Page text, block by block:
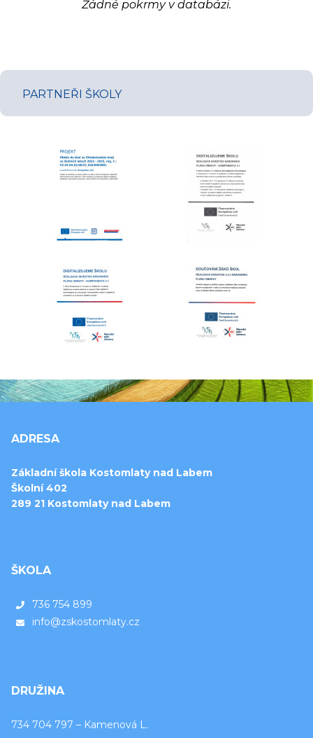
Žádné pokrmy v databázi.
PARTNEŘI ŠKOLY
ADRESA
Základní škola Kostomlaty nad Labem
Školní 402
289 21 Kostomlaty nad Labem
ŠKOLA
736 754 899
info@zskostomlaty.cz
DRUŽINA
734 704 797 – Kamenová L.